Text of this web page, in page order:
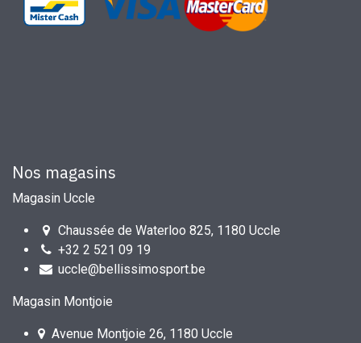
Nos magasins
Magasin Uccle
Chaussée de Waterloo 825, 1180 Uccle
+32 2 521 09 19
uccle@bellissimosport.be
Magasin Montjoie
Avenue Montjoie 26, 1180 Uccle